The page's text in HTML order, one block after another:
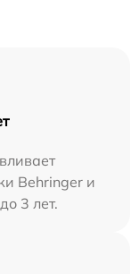
Behringer и
3 лет.